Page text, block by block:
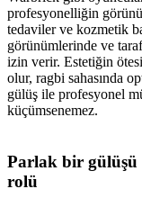
profesyonelliğin
tedaviler ve kozmetik
görünümlerinde ve
izin verir. Estetiğin
olur, ragbi sahasında
gülüş ile profesyonel
küçümsenemez.
Parlak bir gülüşü
rolü